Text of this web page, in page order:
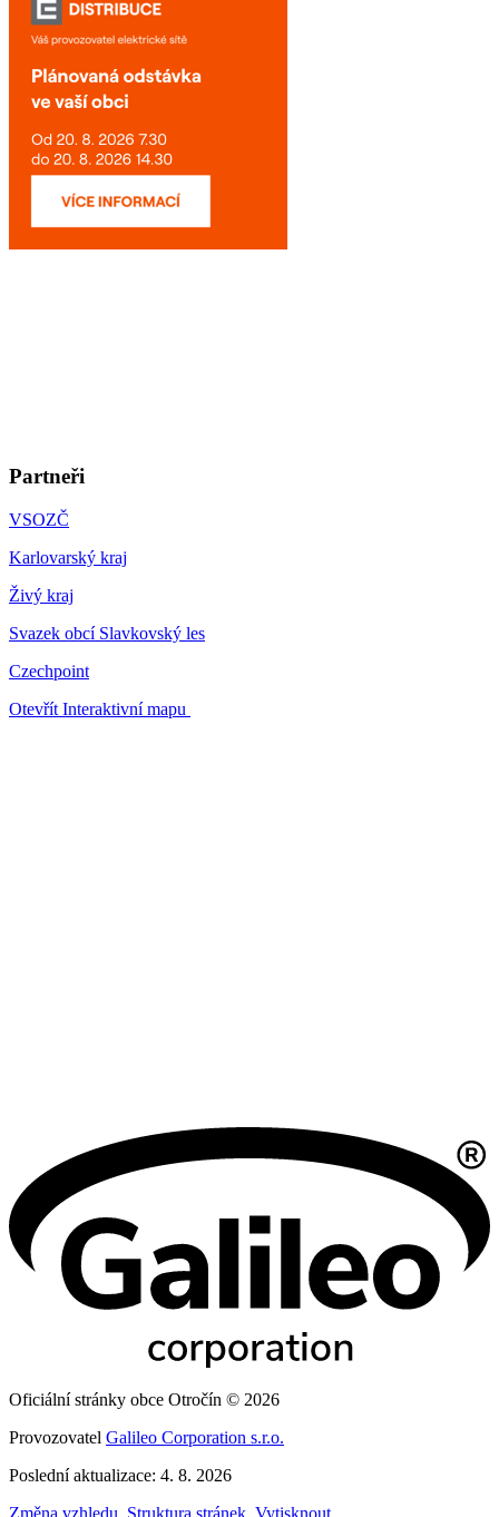
Partneři
VSOZČ
Karlovarský kraj
Živý kraj
Svazek obcí Slavkovský les
Czechpoint
Otevřít Interaktivní mapu
Oficiální stránky obce Otročín © 2026
Provozovatel Galileo Corporation s.r.o.
Poslední aktualizace: 4. 8. 2026
Změna vzhledu Struktura stránek Vytisknout